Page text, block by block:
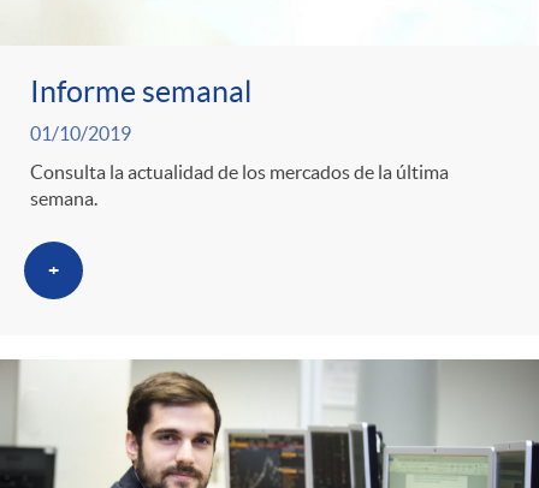
Informe semanal
01/10/2019
Consulta la actualidad de los mercados de la última
semana.
+